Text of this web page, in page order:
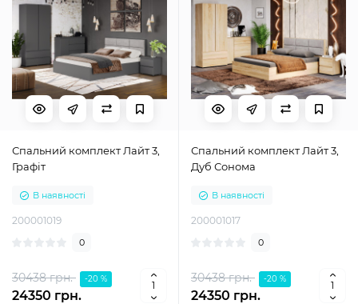
Спальний комплект Лайт 3,
Графіт
В наявності
200001019
0
30438 грн. -20 %
24350 грн.
Спальний комплект Лайт 3,
Дуб Сонома
В наявності
200001017
0
30438 грн. -20 %
24350 грн.